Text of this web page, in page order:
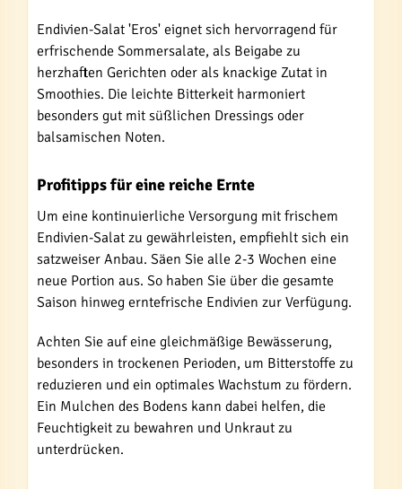
Endivien-Salat 'Eros' eignet sich hervorragend für
erfrischende Sommersalate, als Beigabe zu
herzhaften Gerichten oder als knackige Zutat in
Smoothies. Die leichte Bitterkeit harmoniert
besonders gut mit süßlichen Dressings oder
balsamischen Noten.
Profitipps für eine reiche Ernte
Um eine kontinuierliche Versorgung mit frischem
Endivien-Salat zu gewährleisten, empfiehlt sich ein
satzweiser Anbau. Säen Sie alle 2-3 Wochen eine
neue Portion aus. So haben Sie über die gesamte
Saison hinweg erntefrische Endivien zur Verfügung.
Achten Sie auf eine gleichmäßige Bewässerung,
besonders in trockenen Perioden, um Bitterstoffe zu
reduzieren und ein optimales Wachstum zu fördern.
Ein Mulchen des Bodens kann dabei helfen, die
Feuchtigkeit zu bewahren und Unkraut zu
unterdrücken.